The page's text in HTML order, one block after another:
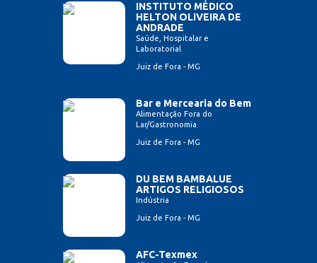
INSTITUTO MÉDICO
HELTON OLIVEIRA DE
ANDRADE
Saúde, Hospitalar e
Laboratorial
Juiz de Fora - MG
Bar e Mercearia do Bem
Alimentação Fora do
Lar/Gastronomia
Juiz de Fora - MG
DU BEM BAMBALUE
ARTIGOS RELIGIOSOS
Indústria
Juiz de Fora - MG
AFC-Texmex